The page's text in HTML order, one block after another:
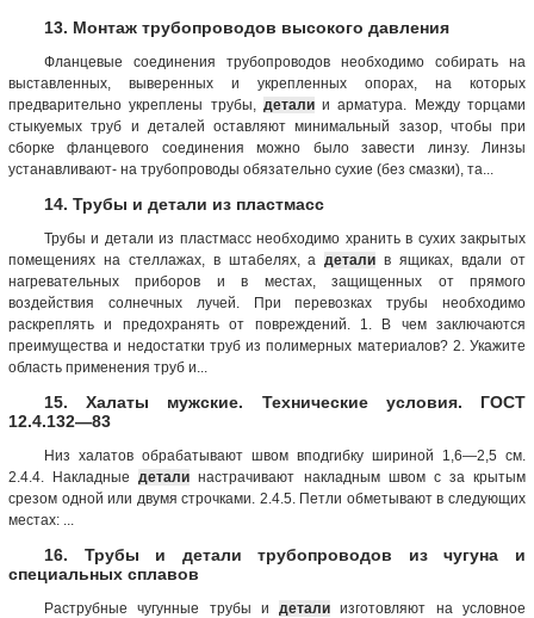
13. Монтаж трубопроводов высокого давления
Фланцевые соединения трубопроводов необходимо собирать на
выставленных, выверенных и укрепленных опорах, на которых
предварительно укреплены трубы, деталии арматура. Между торцами
стыкуемых труб и деталей оставляют минимальный зазор, чтобы при
сборке фланцевого соединения можно было завести линзу. Линзы
устанавливают- на трубопроводы обязательно сухие (без смазки), та...
14. Трубы и детали из пластмасс
Трубы и детали из пластмасс необходимо хранить в сухих закрытых
помещениях на стеллажах, в штабелях, адетали в ящиках, вдали от
нагревательных приборов и в местах, защищенных от прямого
воздействия солнечных лучей. При перевозках трубы необходимо
раскреплять и предохранять от повреждений. 1. В чем заключаются
преимущества и недостатки труб из полимерных материалов? 2. Укажите
область применения труб и...
15. Халаты мужские. Технические условия. ГОСТ
12.4.132—83
Низ халатов обрабатывают швом вподгибку шириной 1,6—2,5 см.
2.4.4. Накладныедетали настрачивают накладным швом с за­ крытым
срезом одной или двумя строчками. 2.4.5. Петли обметывают в следующих
местах: ...
16. Трубы и детали трубопроводов из чугуна и
специальных сплавов
Раструбные чугунные трубы идетали изготовляют на условное